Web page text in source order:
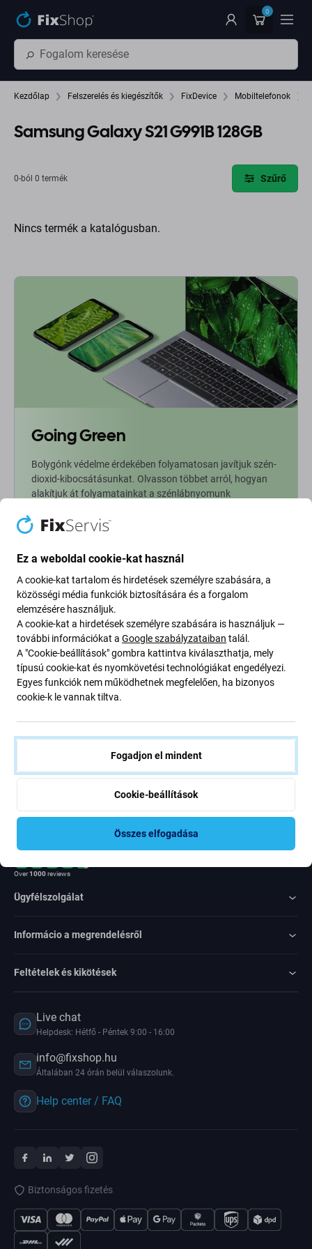
0
Kezdőlap Felszerelés és kiegészítők FixDevice Mobiltelefonok
Samsung Galaxy S21 G991B 128GB
0-ból 0 termék Szűrő
Nincs termék a katalógusban.
Going Green
Bolygónk védelme érdekében folyamatosan javítjuk szén-
dioxid-kibocsátásunkat. Olvasson többet arról, hogyan
alakítjuk át folyamatainkat a szénlábnyomunk
Newsletter Fix
Iratkozzon fel, hogy rendszeresen tájékoztatást kapjon az
ajánlatunkról szóló kedvezményekről és hírekről. Ugyanakkor
ennek az űrlapnak a benyújtásával megerősítem, hogy több mint
16 éves vagyok
Egyetértek azzal, hogy híreket kapjak
Rated Excellent
Over1000reviews
Ügyfélszolgálat
Informácio a megrendelésről
Feltételek és kikötések
Live chat
Helpdesk: Hétfő - Péntek 9:00 - 16:00
info@fixshop.hu
Általában 24 órán belül válaszolunk.
Help center / FAQ
Biztonságos fizetés
Ez a weboldal cookie-kat használ
A cookie-kat tartalom és hirdetések személyre szabására, a
közösségi média funkciók biztosítására és a forgalom
elemzésére használjuk.
A cookie-kat a hirdetések személyre szabására is használjuk —
további információkat a Google szabályzataiban talál.
A "Cookie-beállítások" gombra kattintva kiválaszthatja, mely
típusú cookie-kat és nyomkövetési technológiákat engedélyezi.
Egyes funkciók nem működhetnek megfelelően, ha bizonyos
cookie-k le vannak tiltva.
Fogadjon el mindent
Cookie-beállítások
Összes elfogadása